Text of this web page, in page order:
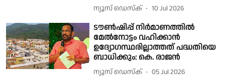
ന്യൂസ് ഡെസ്ക് 10 Jul 2026
ടൗൺഷിപ്പ് നിർമാണത്തിൽ
മേൽനോട്ടം വഹിക്കാൻ
ഉദ്യോഗസ്ഥരില്ലാത്തത് പദ്ധതിയെ
ബാധിക്കും: കെ. രാജൻ
ന്യൂസ് ഡെസ്ക് 05 Jul 2026